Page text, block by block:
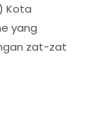
Kota
yang
zat-zat